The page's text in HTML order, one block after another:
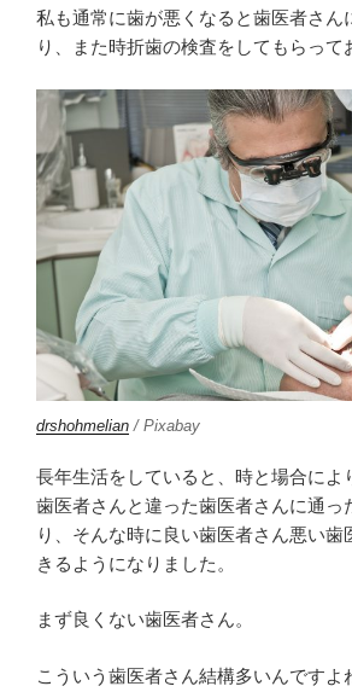
私も通常に歯が悪くなると歯医者さん
り、また時折歯の検査をしてもらって
drshohmelian / Pixabay
長年生活をしていると、時と場合によ
歯医者さんと違った歯医者さんに通っ
り、そんな時に良い歯医者さん悪い歯
きるようになりました。
まず良くない歯医者さん。
こういう歯医者さん結構多いんですよ